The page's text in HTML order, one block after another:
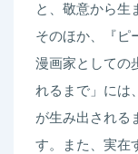
と、敬意から生
そのほか、『ピ
漫画家としての
れるまで」には
が生み出される
す。また、実在